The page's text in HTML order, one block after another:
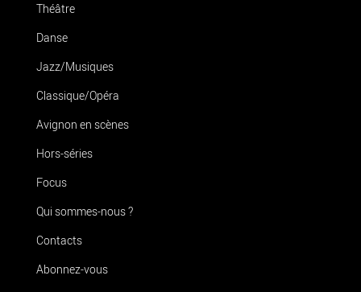
Théâtre
Danse
Jazz/Musiques
Classique/Opéra
Avignon en scènes
Hors-séries
Focus
Qui sommes-nous ?
Contacts
Abonnez-vous